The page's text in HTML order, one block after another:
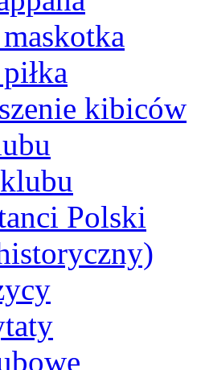
kibiców
Polski